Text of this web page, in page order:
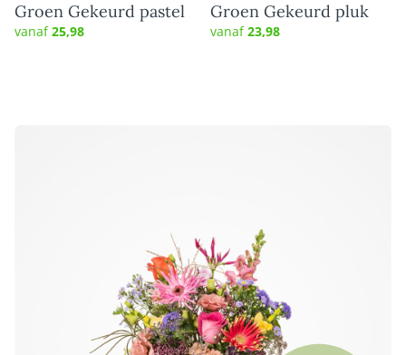
Groen Gekeurd pastel
vanaf25,98
Groen Gekeurd pluk
vanaf23,98